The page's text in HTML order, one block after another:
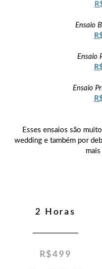
Ensaio
Ensaio
Ensaio
Esses ensaios são
wedding e também por
2 Horas
R$499